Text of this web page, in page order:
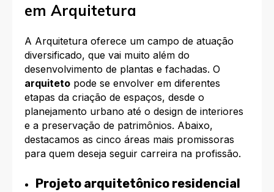
em Arquitetura
A Arquitetura oferece um campo de atuação
diversificado, que vai muito além do
desenvolvimento de plantas e fachadas. O
arquiteto pode se envolver em diferentes
etapas da criação de espaços, desde o
planejamento urbano até o design de interiores
e a preservação de patrimônios. Abaixo,
destacamos as cinco áreas mais promissoras
para quem deseja seguir carreira na profissão.
Projeto arquitetônico residencial